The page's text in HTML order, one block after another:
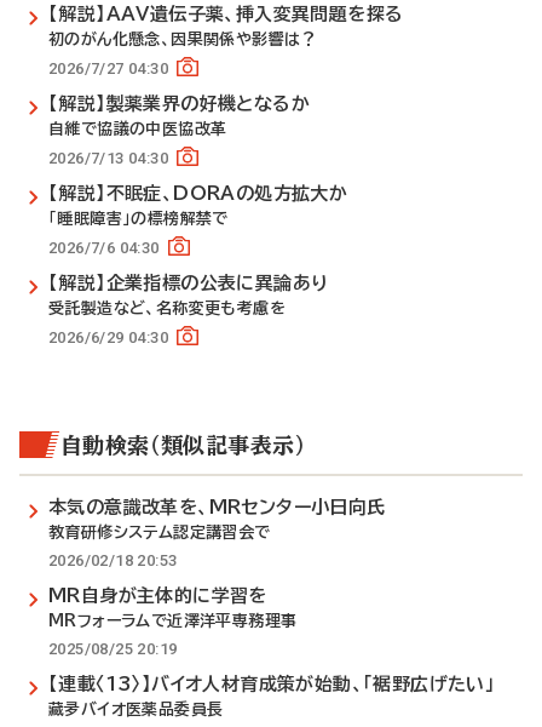
【解説】AAV遺伝子薬、挿入変異問題を探る
初のがん化懸念、因果関係や影響は？
2026/7/27 04:30
【解説】製薬業界の好機となるか
自維で協議の中医協改革
2026/7/13 04:30
【解説】不眠症、DORAの処方拡大か
「睡眠障害」の標榜解禁で
2026/7/6 04:30
【解説】企業指標の公表に異論あり
受託製造など、名称変更も考慮を
2026/6/29 04:30
自動検索（類似記事表示）
本気の意識改革を、MRセンター小日向氏
教育研修システム認定講習会で
2026/02/18 20:53
MR自身が主体的に学習を
MRフォーラムで近澤洋平専務理事
2025/08/25 20:19
【連載〈13〉】バイオ人材育成策が始動、「裾野広げたい」
藏夛バイオ医薬品委員長